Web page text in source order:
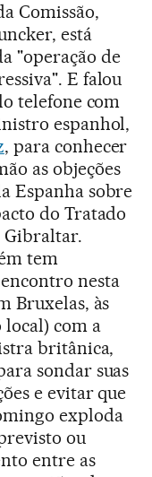
Comissão,
está
"operação de
E falou
telefone com
espanhol,
, para conhecer
as objeções
Espanha sobre
do Tratado
Gibraltar.
tem
nesta
Bruxelas, às
local) com a
britânica,
sondar suas
e evitar que
exploda
ou
entre as